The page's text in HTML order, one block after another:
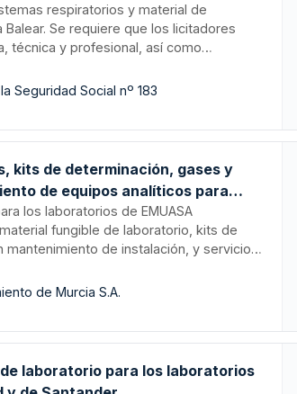
respiratorios y material de
Se requiere que los licitadores
técnica y profesional, así como
en su caso, podrá subcontratar con
Seguridad Social nº 183
kits de determinación, gases y
de equipos analíticos para
los laboratorios de EMUASA
fungible de laboratorio, kits de
de instalación, y servicio
obligaciones de asesoramiento,
de productos y mantenimiento
de Murcia S.A.
laboratorio para los laboratorios